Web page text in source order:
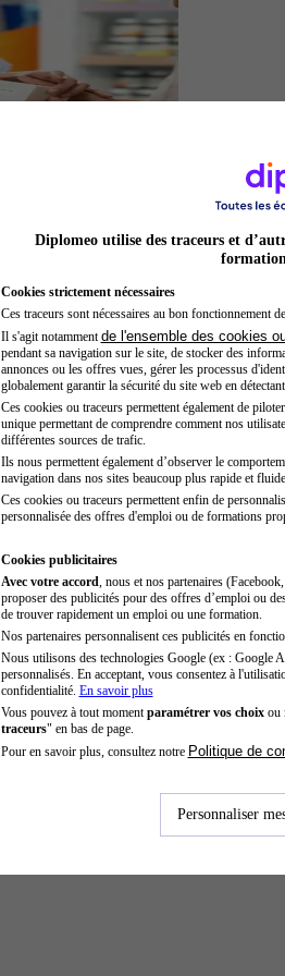
Préparateur
Diplomeo utilise des traceurs et
Cookies strictement nécessaires
Ces traceurs sont nécessaires au bon fonctionnement
Il s'agit notamment de l'ensemble des cookies
pendant sa navigation sur le site, de stocker des
annonces ou les offres vues, gérer les processus
globalement garantir la sécurité du site web en
Ces cookies ou traceurs permettent également de
unique permettant de comprendre comment nos
différentes sources de trafic.
Ils nous permettent également d’observer le
navigation dans nos sites beaucoup plus rapide et fluide.
Ces cookies ou traceurs permettent enfin de
personnalisée des offres d'emploi ou de formations
Cookies publicitaires
Avec votre accord , nous et nos partenaires
proposer des publicités pour des offres d’emploi ou
de trouver rapidement un emploi ou une formation.
Nos partenaires personnalisent ces publicités en
Nous utilisons des technologies Google (ex : Google
personnalisés. En acceptant, vous consentez à
confidentialité. En savoir plus
Vous pouvez à tout moment paramétrer vos choixou
traceurs" en bas de page.
Pour en savoir plus, consultez notre Politique de
Personnaliser